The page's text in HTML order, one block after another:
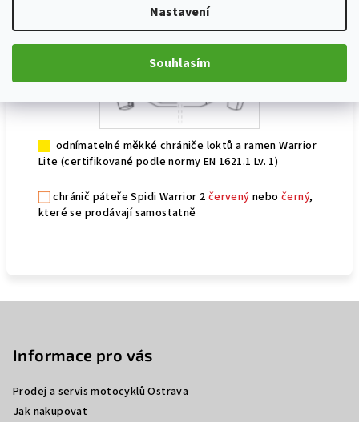
Nastavení
Souhlasím
odnímatelné měkké chrániče loktů a ramen Warrior
Lite (certifikované podle normy EN 1621.1 Lv. 1)
chránič páteře Spidi Warrior 2 červený nebočerný,
které se prodávají samostatně
Informace pro vás
Prodej a servis motocyklů Ostrava
Jak nakupovat